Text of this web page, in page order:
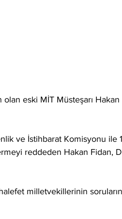
olan eski MİT Müsteşarı
ve İstihbarat Komisyonu ile
reddeden Hakan Fidan,
milletvekillerinin